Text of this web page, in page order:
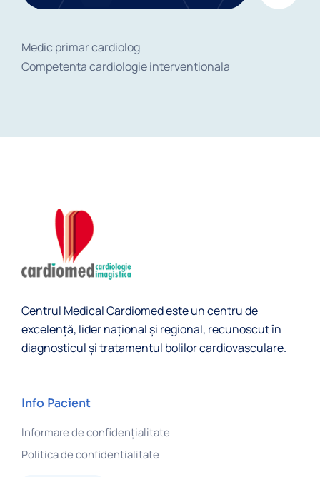
Medic primar cardiolog
Competenta cardiologie interventionala
Centrul Medical Cardiomed este un centru de
excelență, lider naţional și regional, recunoscut în
diagnosticul şi tratamentul bolilor cardiovasculare.
Info Pacient
Informare de confidențialitate
Politica de confidentialitate